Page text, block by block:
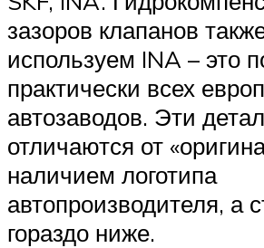
зазоров клапанов
используем INA – это
практически всех
автозаводов. Эти
отличаются от
наличием логотипа
автопроизводителя, а
гораздо ниже.